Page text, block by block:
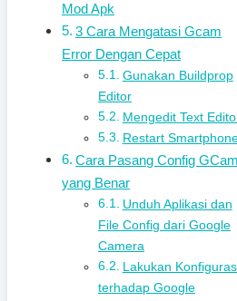
Mod Apk
3 Cara Mengatasi Gcam
Error Dengan Cepat
Gunakan Buildprop
Editor
Mengedit Text
Restart
Cara Pasang Config GCam
yang Benar
Unduh Aplikasi dan
File Config dari Google
Camera
Lakukan
terhadap Google